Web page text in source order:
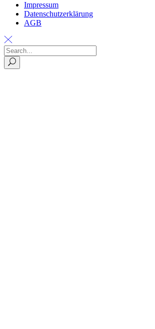
Impressum
Datenschutzerklärung
AGB